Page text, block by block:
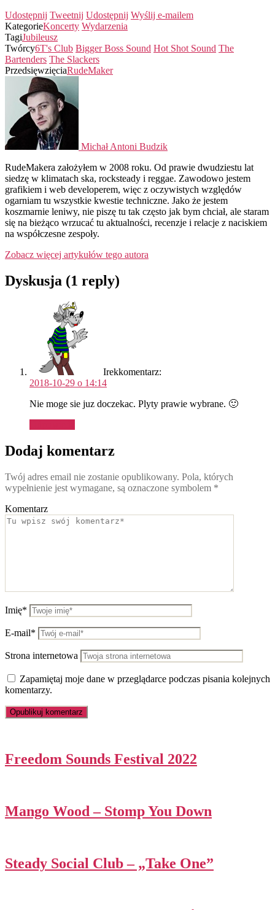
Udostępnij Tweetnij Udostępnij Wyślij e-mailem
KategorieKoncerty Wydarzenia
TagiJubileusz
Twórcy6T's Club Bigger Boss Sound Hot Shot Sound The
Bartenders The Slackers
PrzedsięwzięciaRudeMaker
Michał Antoni Budzik
RudeMakera założyłem w 2008 roku. Od prawie dwudziestu lat
siedzę w klimatach ska, rocksteady i reggae. Zawodowo jestem
grafikiem i web developerem, więc z oczywistych względów
ogarniam tu wszystkie kwestie techniczne. Jako że jestem
koszmarnie leniwy, nie piszę tu tak często jak bym chciał, ale staram
się na bieżąco wrzucać tu aktualności, recenzje i relacje z naciskiem
na współczesne zespoły.
Zobacz więcej artykułów tego autora
Dyskusja (1 reply)
Irekkomentarz:
2018-10-29 o 14:14
Nie moge sie juz doczekac. Plyty prawie wybrane. 🙂
Dodaj komentarz
Twój adres email nie zostanie opublikowany. Pola, których
wypełnienie jest wymagane, są oznaczone symbolem *
Komentarz
Imię*
E-mail*
Strona internetowa
Zapamiętaj moje dane w przeglądarce podczas pisania kolejnych
komentarzy.
Freedom Sounds Festival 2022
Mango Wood – Stomp You Down
Steady Social Club – „Take One”